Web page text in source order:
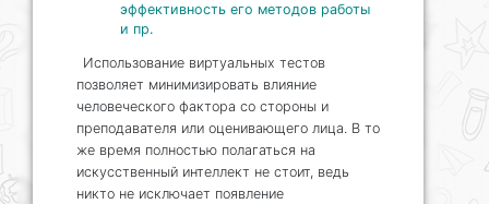
эффективность его методов работы
и пр.
Использование виртуальных тестов
позволяет минимизировать влияние
человеческого фактора со стороны и
преподавателя или оценивающего лица. В то
же время полностью полагаться на
искусственный интеллект не стоит, ведь
никто не исключает появление